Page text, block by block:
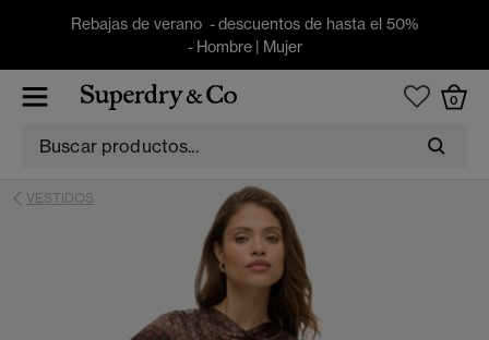
Rebajas de verano - descuentos de hasta el 50%
- Hombre| Mujer
0
VESTIDOS